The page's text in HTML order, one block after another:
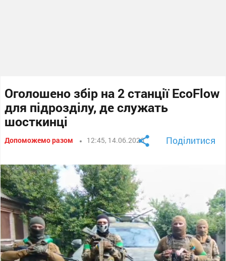
Оголошено збір на 2 станції EcoFlow
для підрозділу, де служать
шосткинці
Допоможемо разом 12:45, 14.06.2026 Поділитися